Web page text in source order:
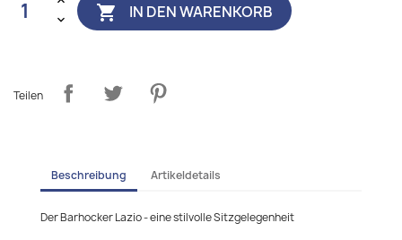
 IN DEN WARENKORB
Teilen
Beschreibung Artikeldetails
Der Barhocker Lazio - eine stilvolle Sitzgelegenheit